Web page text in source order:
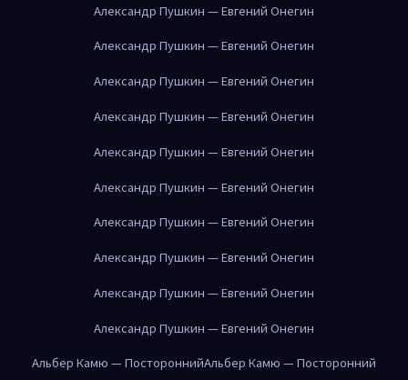
Александр Пушкин — Евгений Онегин
Александр Пушкин — Евгений Онегин
Александр Пушкин — Евгений Онегин
Александр Пушкин — Евгений Онегин
Александр Пушкин — Евгений Онегин
Александр Пушкин — Евгений Онегин
Александр Пушкин — Евгений Онегин
Александр Пушкин — Евгений Онегин
Александр Пушкин — Евгений Онегин
Александр Пушкин — Евгений Онегин
Альбер Камю — ПостороннийАльбер Камю — Посторонний